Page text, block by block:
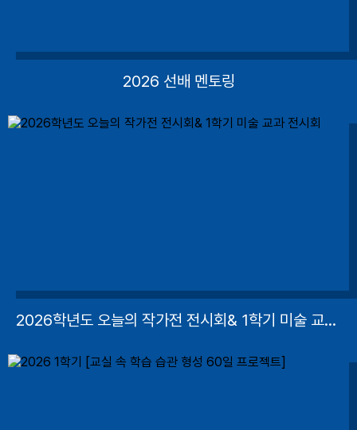
2026 선배 멘토링
2026학년도 오늘의 작가전 전시회& 1학기 미술 교과 전시회